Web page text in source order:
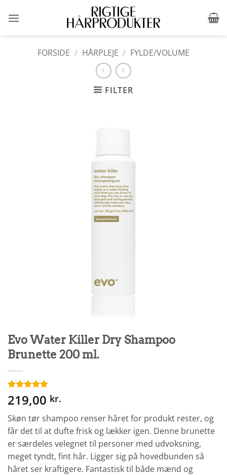
FORSIDE / HÅRPLEJE / FYLDE/VOLUME
FILTER
Evo Water Killer Dry Shampoo
Brunette 200 ml.
Bedømt
som5ud
på
1
kundebedømmelse
219,00 kr.
Skøn tør shampoo renser håret for produkt rester, og
får det til at dufte frisk og lækker igen. Denne brunette
er særdeles velegnet til personer med udvoksning,
meget tyndt, fint hår. Ligger sig på hovedbunden så
håret ser kraftigere. Fantastisk til både mænd og